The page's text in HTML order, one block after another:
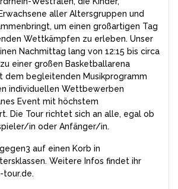
aller Altersgruppen und
um einen großartigen Tag
Wettkämpfen zu erleben. Unser
Nachmittag lang von 12:15 bis circa
einer großen Basketballarena
dem begleitenden Musikprogramm
individuellen Wettbewerben
Event mit höchstem
Die Tour richtet sich an alle, egal ob
in oder Anfänger/in.
auf einen Korb in
Weitere Infos findet ihr